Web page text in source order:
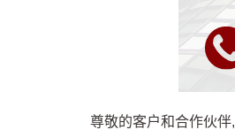
尊敬的客户和合作伙伴,